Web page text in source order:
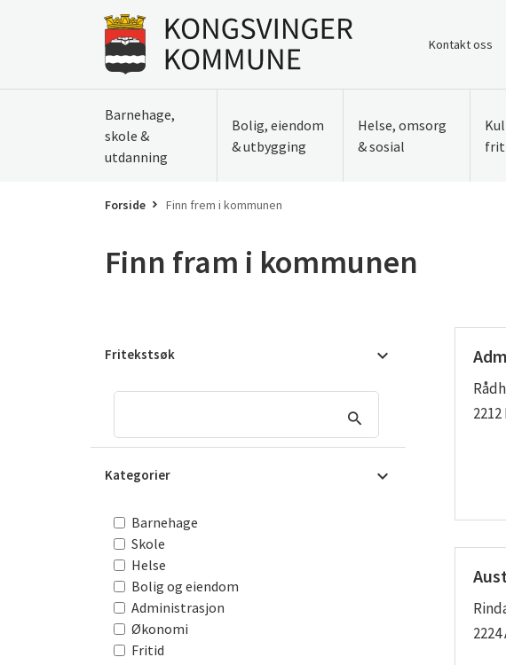
Gå til forsiden
Kontakt oss
Barnehage,
skole &
utdanning
Bolig, eiendom
& utbygging
Helse, omsorg
& sosial
Forside Finn frem i kommunen
Finn fram i kommunen
Fritekstsøk
Kategorier
Barnehage
Skole
Helse
Bolig og eiendom
Administrasjon
Økonomi
Fritid